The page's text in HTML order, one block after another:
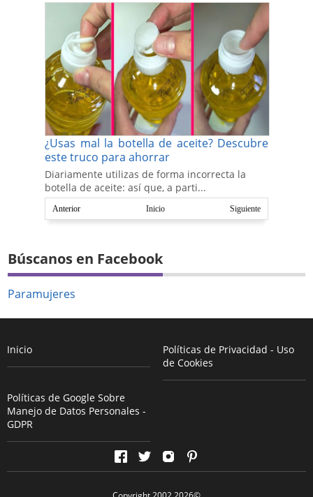
¿Usas mal la botella de aceite? Descubre
este truco para ahorrar
Diariamente utilizas de forma incorrecta la
botella de aceite: así que, a parti...
Anterior Siguiente
Inicio
Búscanos en Facebook
Paramujeres
Inicio
Políticas de Privacidad - Uso
de Cookies
Políticas de Google Sobre
Manejo de Datos Personales -
GDPR